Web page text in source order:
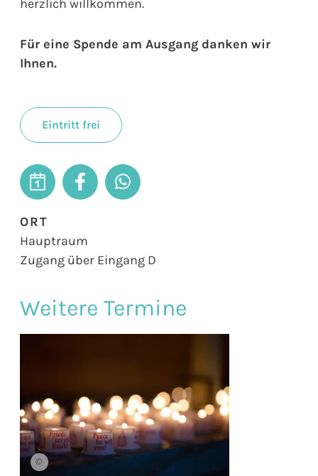
herzlich willkommen.
Für eine Spende am Ausgang danken wir
Ihnen.
Eintritt frei
ORT
Hauptraum
Zugang über Eingang D
Weitere Termine
©